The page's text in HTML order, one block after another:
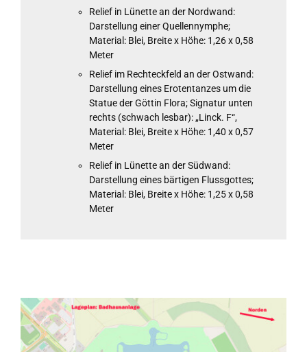
Relief in Lünette an der Nordwand:
Darstellung einer Quellennymphe;
Material: Blei, Breite x Höhe: 1,26 x 0,58
Meter
Relief im Rechteckfeld an der Ostwand:
Darstellung eines Erotentanzes um die
Statue der Göttin Flora; Signatur unten
rechts (schwach lesbar): „Linck. F“,
Material: Blei, Breite x Höhe: 1,40 x 0,57
Meter
Relief in Lünette an der Südwand:
Darstellung eines bärtigen Flussgottes;
Material: Blei, Breite x Höhe: 1,25 x 0,58
Meter